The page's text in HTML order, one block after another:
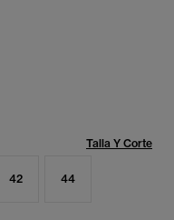
Talla Y Corte
42 44